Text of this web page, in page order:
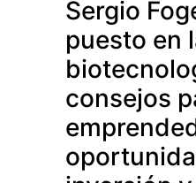
Sergio
puesto en
consejos